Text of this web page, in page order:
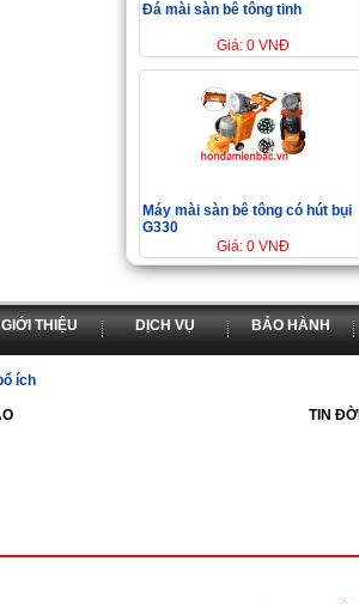
Đá mài sàn bê tông tinh
Giá: 0 VNĐ
Máy mài sàn bê tông có hút bụi
G330
Giá: 0 VNĐ
GIỚI THIỆU DỊCH VỤ BẢO HÀNH
ích
TIN